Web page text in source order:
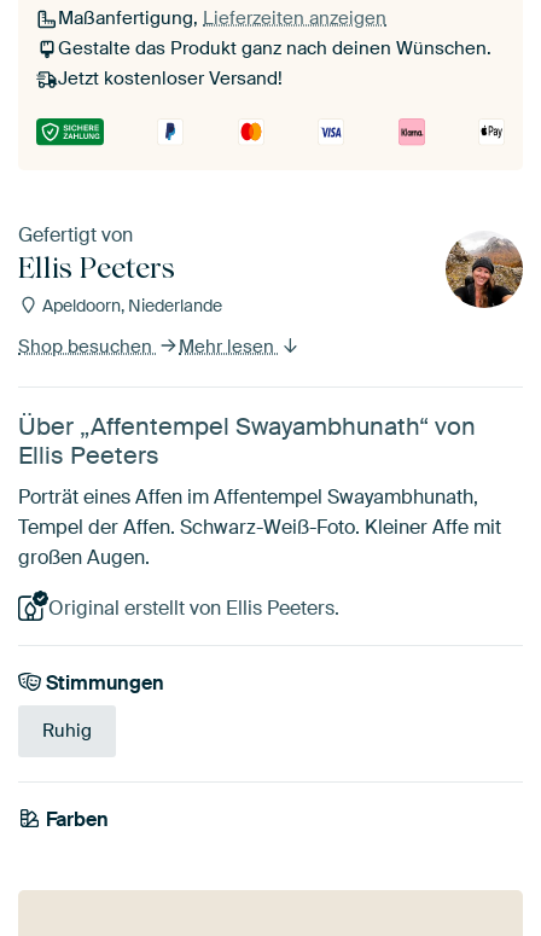
Maßanfertigung, Lieferzeiten anzeigen
Gestalte das Produkt ganz nach deinen Wünschen.
Jetzt kostenloser Versand!
Gefertigt von
Ellis Peeters
Apeldoorn, Niederlande
Shop besuchen Mehr lesen
Über „Affentempel Swayambhunath“ von
Ellis Peeters
Porträt eines Affen im Affentempel Swayambhunath,
Tempel der Affen. Schwarz-Weiß-Foto. Kleiner Affe mit
großen Augen.
Original erstellt von Ellis Peeters.
Stimmungen
Ruhig
Farben
Weiß